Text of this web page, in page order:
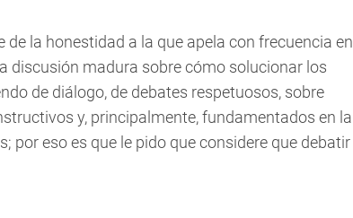
de la honestidad a la que apela con frecuencia en
discusión madura sobre cómo solucionar los
de diálogo, de debates respetuosos, sobre
y, principalmente, fundamentados en la
por eso es que le pido que considere que debatir